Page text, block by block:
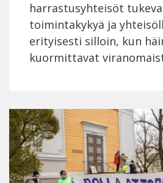
harrastusyhteisöt
toimintakykyä ja
erityisesti silloin, kun
kuormittavat